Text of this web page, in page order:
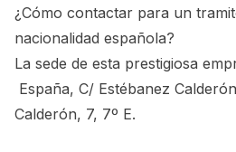
¿Cómo contactar para un
nacionalidad española?
La sede de esta prestigiosa
España, C/ Estébanez
Calderón, 7, 7º E.